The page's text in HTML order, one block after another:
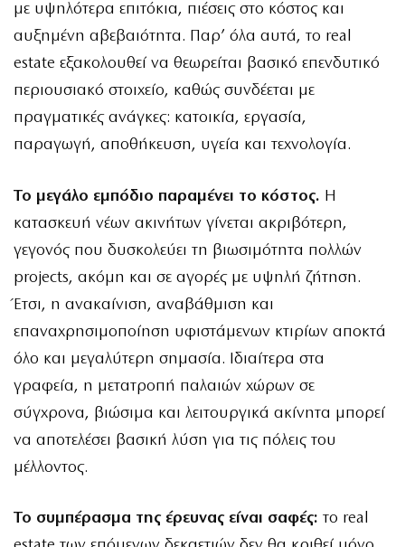
με υψηλότερα επιτόκια, πιέσεις στο κόστος και
αυξημένη αβεβαιότητα. Παρ’ όλα αυτά, το real
estate εξακολουθεί να θεωρείται βασικό επενδυτικό
περιουσιακό στοιχείο, καθώς συνδέεται με
πραγματικές ανάγκες: κατοικία, εργασία,
παραγωγή, αποθήκευση, υγεία και τεχνολογία.
Το μεγάλο εμπόδιο παραμένει το κόστος. Η
κατασκευή νέων ακινήτων γίνεται ακριβότερη,
γεγονός που δυσκολεύει τη βιωσιμότητα πολλών
projects, ακόμη και σε αγορές με υψηλή ζήτηση.
Έτσι, η ανακαίνιση, αναβάθμιση και
επαναχρησιμοποίηση υφιστάμενων κτιρίων αποκτά
όλο και μεγαλύτερη σημασία. Ιδιαίτερα στα
γραφεία, η μετατροπή παλαιών χώρων σε
σύγχρονα, βιώσιμα και λειτουργικά ακίνητα μπορεί
να αποτελέσει βασική λύση για τις πόλεις του
μέλλοντος.
Το συμπέρασμα της έρευνας είναι σαφές: το real